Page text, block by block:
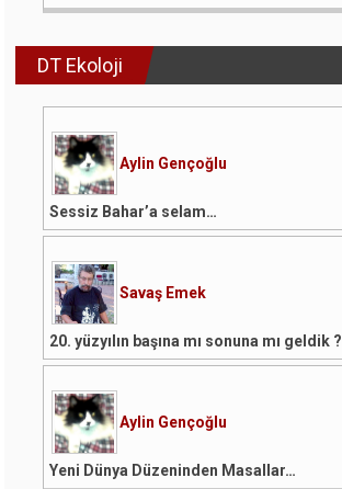
DT Ekoloji
Aylin Gençoğlu
Sessiz Bahar’a selam…
Savaş Emek
20. yüzyılın başına mı sonuna mı geldik ?
Aylin Gençoğlu
Yeni Dünya Düzeninden Masallar…